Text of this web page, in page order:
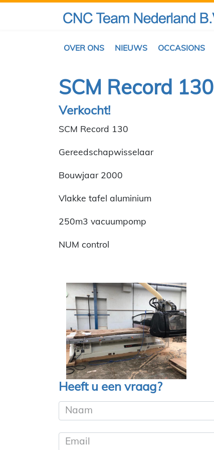
OVER ONS NIEUWS OCCASIONS
SCM Record 130
Verkocht!
SCM Record 130
Gereedschapwisselaar
Bouwjaar 2000
Vlakke tafel aluminium
250m3 vacuumpomp
NUM control
Heeft u een vraag?
Naam
Email